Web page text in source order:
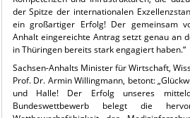
der Spitze der internationalen
ein großartiger Erfolg! Der gemeinsam
Anhalt eingereichte Antrag setzt genau an
in Thüringen bereits stark engagiert haben.“
Sachsen-Anhalts Minister für Wirtschaft,
Prof. Dr. Armin Willingmann, betont:
und Halle! Der Erfolg unseres
Bundeswettbewerb belegt die